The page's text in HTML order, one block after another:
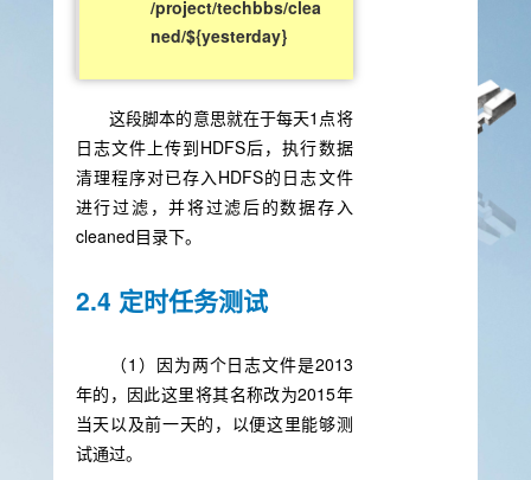
/project/techbbs/clea
ned/${yesterday}
这段脚本的意思就在于每天1点将
日志文件上传到HDFS后，执行数据
清理程序对已存入HDFS的日志文件
进行过滤，并将过滤后的数据存入
cleaned目录下。
2.4 定时任务测试
（1）因为两个日志文件是2013
年的，因此这里将其名称改为2015年
当天以及前一天的，以便这里能够测
试通过。